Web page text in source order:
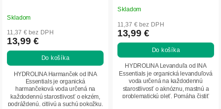
Skladom
11,37 € bez DPH
13,99 €
Do košíka
HYDROLINA Harmanček od INA
Essentials je organická
harmančeková voda určená na
každodennú starostlivosť o ekzém,
podráždenú, citlivú a suchú pokožku.
Priemerné
hodnotenie
produktu
je
5,0
5
hviezdičiek.
Skladom
11,37 € bez DPH
13,99 €
Do košíka
HYDROLINA Levanduľa od INA
Essentials je organická levanduľová
voda určená na každodennú
starostlivosť o aknóznu, mastnú a
problematickú pleť. Pomáha čistiť